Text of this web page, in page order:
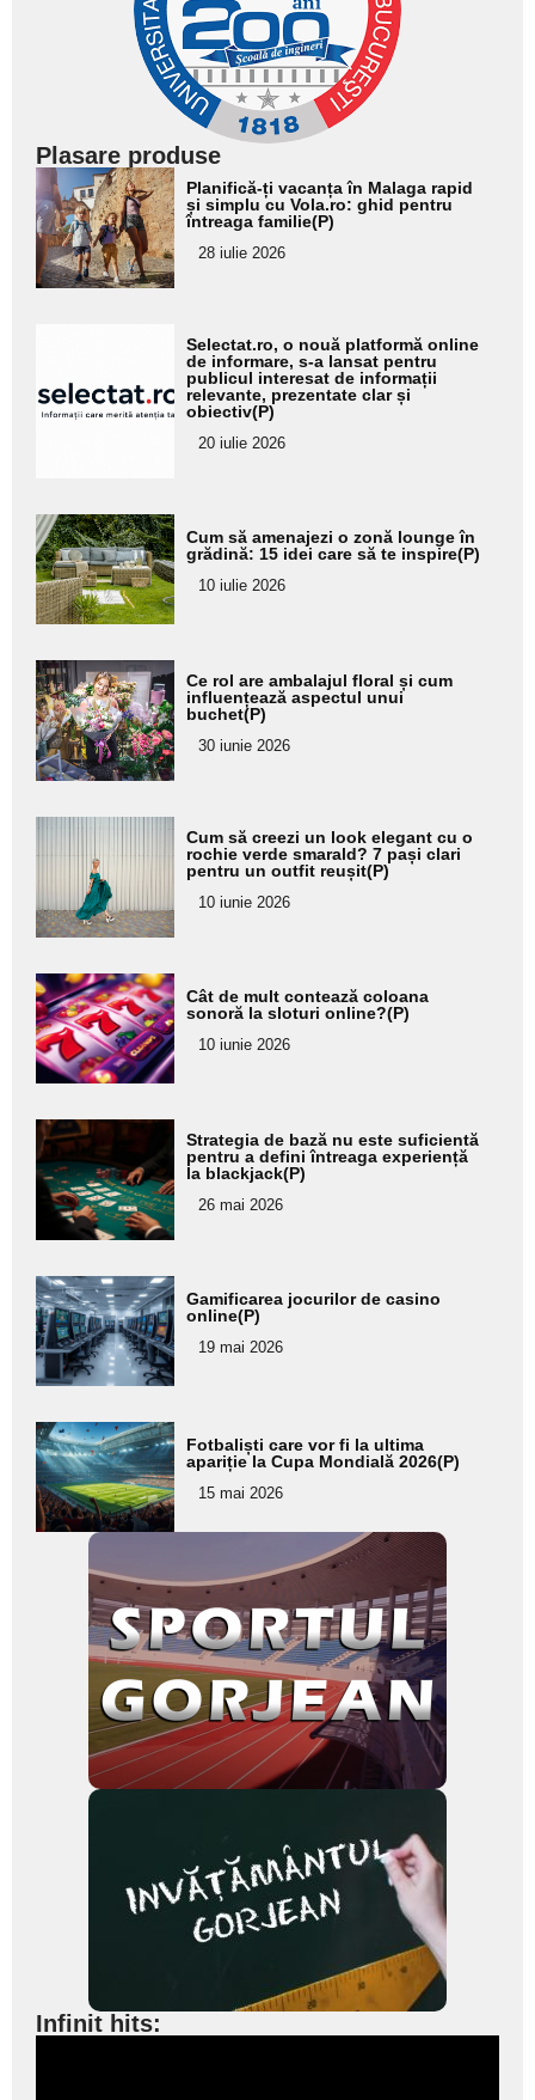
Plasare produse
Adaugă
aici textul
pentru
subtitlu
Planifică-ți vacanța în Malaga rapid
și simplu cu Vola.ro: ghid pentru
întreaga familie(P)
28 iulie 2026
pentru
subtitlu
Selectat.ro, o nouă platformă online
de informare, s-a lansat pentru
publicul interesat de informații
relevante, prezentate clar și
obiectiv(P)
20 iulie 2026
Adaugă
aici textul
pentru
subtitlu
Cum să amenajezi o zonă lounge în
grădină: 15 idei care să te inspire(P)
10 iulie 2026
Adaugă
aici textul
pentru
subtitlu
Ce rol are ambalajul floral și cum
influențează aspectul unui
buchet(P)
30 iunie 2026
Adaugă
aici textul
pentru
subtitlu
Cum să creezi un look elegant cu o
rochie verde smarald? 7 pași clari
pentru un outfit reușit(P)
10 iunie 2026
Adaugă
aici textul
pentru
subtitlu
Cât de mult contează coloana
sonoră la sloturi online?(P)
10 iunie 2026
Adaugă
aici textul
pentru
subtitlu
Strategia de bază nu este suficientă
pentru a defini întreaga experiență
la blackjack(P)
26 mai 2026
Adaugă
aici textul
pentru
subtitlu
Gamificarea jocurilor de casino
online(P)
19 mai 2026
Adaugă
aici textul
pentru
subtitlu
Fotbaliști care vor fi la ultima
apariție la Cupa Mondială 2026(P)
15 mai 2026
Infinit hits: